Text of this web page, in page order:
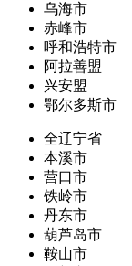
乌海市
赤峰市
呼和浩特市
阿拉善盟
兴安盟
鄂尔多斯市
全辽宁省
本溪市
营口市
铁岭市
丹东市
葫芦岛市
鞍山市